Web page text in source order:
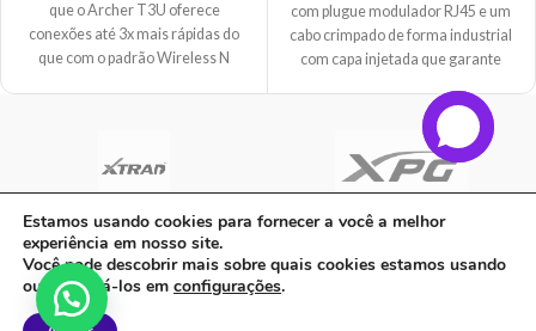
que o Archer T3U oferece
conexões até 3x mais rápidas do
que com o padrão Wireless N
significa que o Archer T3U é capaz
de suportar todas as suas
streaming de vídeo HD até jogos
on-line sem atrasos e navegação
na web.
com plugue modulador RJ45 e um
cabo crimpado de forma industrial
com capa injetada que garante
cabeamento estruturado. Trafega
dados em alta velocidade sendo
ideal para conectar pontos de rede
em estação de trabalho e os Patch
rede, como switches, roteadores,
C A Informatica Ltda | CNPJ: 33.482.008/0001-90 | Avenida Dos Ipês,
QD31 LT23, Bairro Cidade Jardim, CEP: 68.515-000 - | PARAUAPEBAS-
Estamos usando cookies para fornecer a você a melhor
experiência em nosso site.
Você pode descobrir mais sobre quais cookies estamos usando
ou desativá-los em configurações.